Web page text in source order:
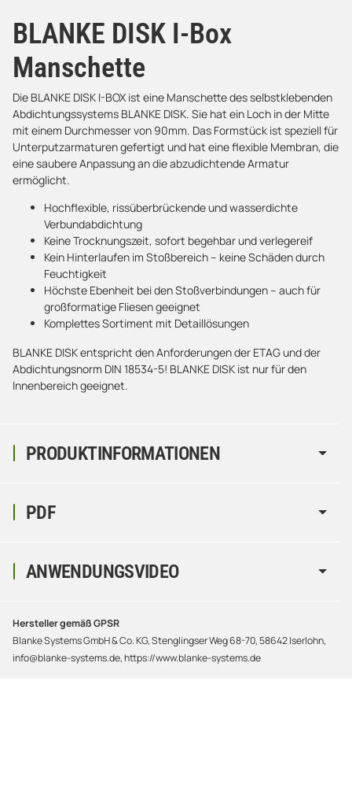
PRODUKTINFORMATIONEN
BLANKE DISK I-Box
Manschette
Die BLANKE DISK I-BOX ist eine Manschette des selbstklebenden
Abdichtungssystems BLANKE DISK. Sie hat ein Loch in der Mitte
mit einem Durchmesser von 90mm. Das Formstück ist speziell für
Unterputzarmaturen gefertigt und hat eine flexible Membran, die
eine saubere Anpassung an die abzudichtende Armatur
ermöglicht.
Hochflexible, rissüberbrückende und wasserdichte
Verbundabdichtung
Keine Trocknungszeit, sofort begehbar und verlegereif
Kein Hinterlaufen im Stoßbereich – keine Schäden durch
Feuchtigkeit
Höchste Ebenheit bei den Stoßverbindungen – auch für
großformatige Fliesen geeignet
Komplettes Sortiment mit Detaillösungen
BLANKE DISK entspricht den Anforderungen der ETAG und der
Abdichtungsnorm DIN 18534-5! BLANKE DISK ist nur für den
Innenbereich geeignet.
PDF
ANWENDUNGSVIDEO
Hersteller gemäß GPSR
Blanke Systems GmbH & Co. KG, Stenglingser Weg 68-70, 58642 Iserlohn,
info@blanke-systems.de, https://www.blanke-systems.de